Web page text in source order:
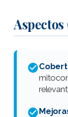
Aspectos